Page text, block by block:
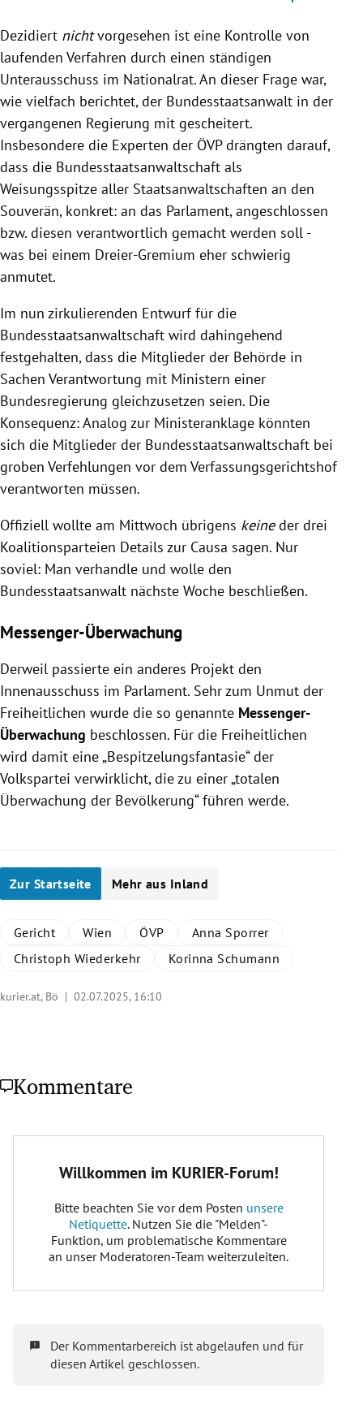
Dezidiert nichtvorgesehen ist eine Kontrolle von
laufenden Verfahren durch einen ständigen
Unterausschuss im Nationalrat. An dieser Frage war,
wie vielfach berichtet, der Bundesstaatsanwalt in der
vergangenen Regierung mit gescheitert.
Insbesondere die Experten der ÖVP drängten darauf,
dass die Bundesstaatsanwaltschaft als
Weisungsspitze aller Staatsanwaltschaften an den
Souverän, konkret: an das Parlament, angeschlossen
bzw. diesen verantwortlich gemacht werden soll -
was bei einem Dreier-Gremium eher schwierig
anmutet.
Im nun zirkulierenden Entwurf für die
Bundesstaatsanwaltschaft wird dahingehend
festgehalten, dass die Mitglieder der Behörde in
Sachen Verantwortung mit Ministern einer
Bundesregierung gleichzusetzen seien. Die
Konsequenz: Analog zur Ministeranklage könnten
sich die Mitglieder der Bundesstaatsanwaltschaft bei
groben Verfehlungen vor dem Verfassungsgerichtshof
verantworten müssen.
Offiziell wollte am Mittwoch übrigens keineder drei
Koalitionsparteien Details zur Causa sagen. Nur
soviel: Man verhandle und wolle den
Bundesstaatsanwalt nächste Woche beschließen.
Messenger-Überwachung
Derweil passierte ein anderes Projekt den
Innenausschuss im Parlament. Sehr zum Unmut der
Freiheitlichen wurde die so genannte Messenger-
Überwachung beschlossen. Für die Freiheitlichen
wird damit eine „Bespitzelungsfantasie“ der
Volkspartei verwirklicht, die zu einer „totalen
Überwachung der Bevölkerung“ führen werde.
Zur Startseite Mehr aus Inland
Gericht Wien ÖVP
Anna Sporrer
Christoph Wiederkehr
Korinna Schumann
kurier.at, Bö | 02.07.2025, 16:10
Kommentare